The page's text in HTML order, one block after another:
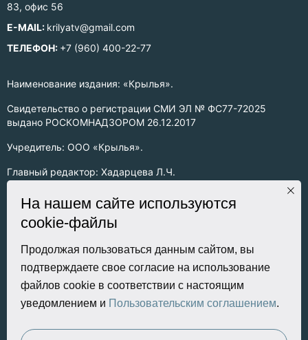
Наименование издания: «Крылья».
Свидетельство о регистрации СМИ ЭЛ № ФС77-72025
выдано РОСКОМНАДЗОРОМ 26.12.2017
Учредитель: ООО «Крылья».
Главный редактор: Хадарцева Л.Ч.
Информация на сайте предназначена для лиц старше 16 лет.
Все права на любые материалы, опубликованные на сайте,
защищены в соответствии с российским законодательством
об интеллектуальной собственности. Любое использование
текстовых, фото, аудио и видеоматериалов возможно только
с согласия правообладателя (ООО «Крылья») и при строгом
наличии ссылки на ресурс. Для сетевых ресурсов –
гиперссылка.
Разработка сайта
83, офис 56
E-MAIL: krilyatv@gmail.com
ТЕЛЕФОН: +7 (960) 400-22-77
На нашем сайте используются
cookie-файлы
Продолжая пользоваться данным сайтом, вы
подтверждаете свое согласие на использование
файлов cookie в соответствии с настоящим
уведомлением и Пользовательским соглашением.